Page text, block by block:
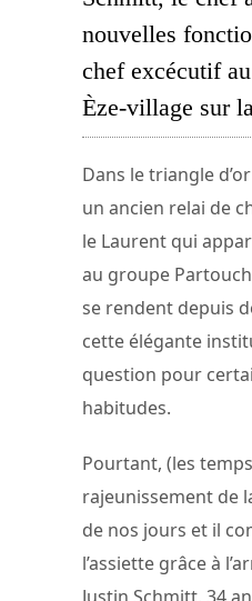
nouvelles
chef excécutif
Èze-village sur
Dans le triangle
un ancien relai de
le Laurent qui
au groupe
se rendent depuis
cette élégante
question pour
habitudes.
Pourtant, (les
rajeunissement de
de nos jours et il
l’assiette grâce à